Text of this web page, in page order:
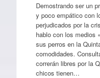
Demostrando ser un
y poco empático con
perjudicados por la
hablo con los medios
sus perros en la
comodidades.
correrán libres por la
chicos tienen…